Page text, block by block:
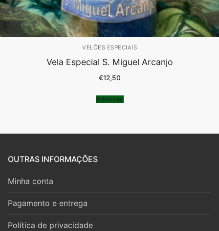
VELÕES ESPECIAIS
Vela Especial S. Miguel Arcanjo
€12,50
Adicionar
OUTRAS INFORMAÇÕES
Minha conta
Pagamento e entrega
Política de privacidade